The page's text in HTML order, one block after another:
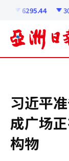
6295.44
习近平
成广场
构物